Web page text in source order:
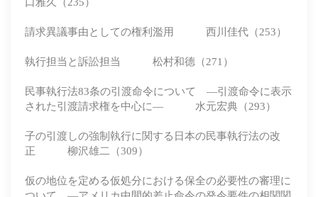
請求異議事由としての権利濫用 西川佳代（253）
執行担当と訴訟担当 松村和德（271）
民事執行法83条の引渡命令について ―引渡命令に表示
された引渡請求権を中心に― 水元宏典（293）
子の引渡しの強制執行に関する日本の民事執行法の改
正 柳沢雄二（309）
仮の地位を定める仮処分における保全の必要性の審理に